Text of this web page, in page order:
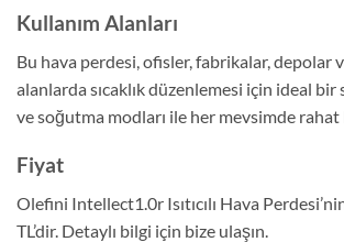
Kullanım Alanları
Bu hava perdesi, ofisler, fabrikalar, depolar
alanlarda sıcaklık düzenlemesi için ideal bir
ve soğutma modları ile her mevsimde
Fiyat
Olefini Intellect1.0r Isıtıcılı Hava
TL’dir. Detaylı bilgi için bize ulaşın.